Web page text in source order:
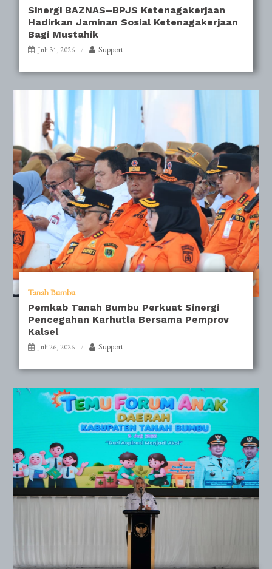
Sinergi BAZNAS–BPJS Ketenagakerjaan
Hadirkan Jaminan Sosial Ketenagakerjaan
Bagi Mustahik
Juli 31, 2026 Support
Tanah Bumbu
Pemkab Tanah Bumbu Perkuat Sinergi
Pencegahan Karhutla Bersama Pemprov
Kalsel
Juli 26, 2026 Support